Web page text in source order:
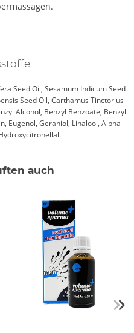
Seed Oil, Sesamum Indicum Seed
Seed Oil, Carthamus Tinctorius
Alcohol, Benzyl Benzoate, Benzyl
Eugenol, Geraniol, Linalool, Alpha-
auch